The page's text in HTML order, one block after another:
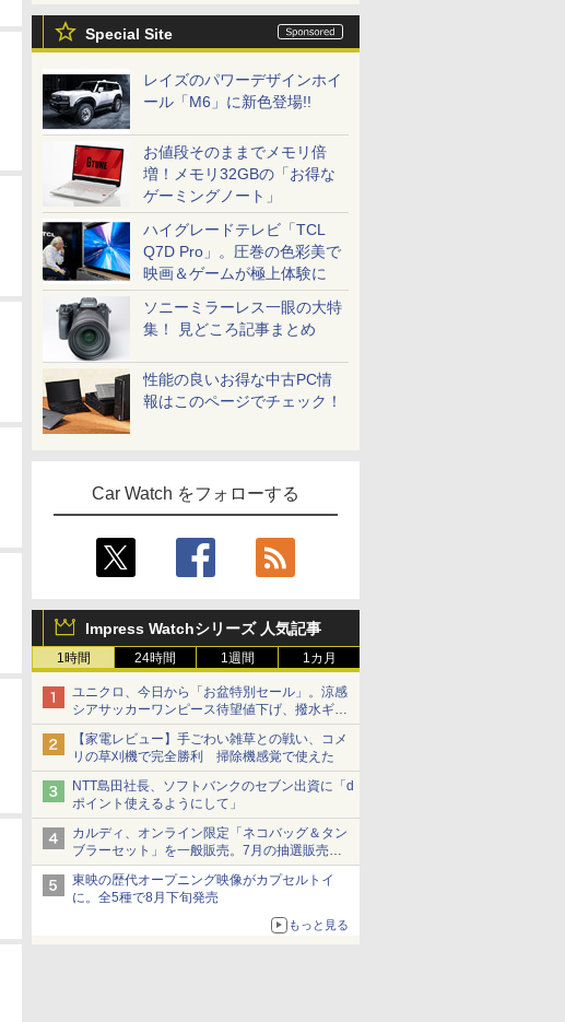
Special Site
レイズのパワーデザインホイ
ール「M6」に新色登場!!
お値段そのままでメモリ倍
増！メモリ32GBの「お得な
ゲーミングノート」
ハイグレードテレビ「TCL
Q7D Pro」。圧巻の色彩美で
映画＆ゲームが極上体験に
ソニーミラーレス一眼の大特
集！ 見どころ記事まとめ
性能の良いお得な中古PC情
報はこのページでチェック！
Car Watch をフォローする
Impress Watchシリーズ 人気記事
1時間 24時間 1週間 1カ月
ユニクロ、今日から「お盆特別セール」。涼感
シアサッカーワンピース待望値下げ、撥水ギア
ショーツは1990円に
【家電レビュー】手ごわい雑草との戦い、コメ
リの草刈機で完全勝利 掃除機感覚で使えた
NTT島田社長、ソフトバンクのセブン出資に「d
ポイント使えるようにして」
カルディ、オンライン限定「ネコバッグ＆タン
ブラーセット」を一般販売。7月の抽選販売の
当選無効分
東映の歴代オープニング映像がカプセルトイ
に。全5種で8月下旬発売
もっと見る